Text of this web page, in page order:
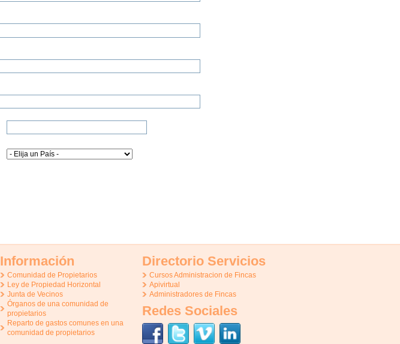
Información
Comunidad de Propietarios
Ley de Propiedad Horizontal
Junta de Vecinos
Órganos de una comunidad de
propietarios
Reparto de gastos comunes en una
comunidad de propietarios
Directorio Servicios
Cursos Administracion de Fincas
Apivirtual
Administradores de Fincas
Redes Sociales